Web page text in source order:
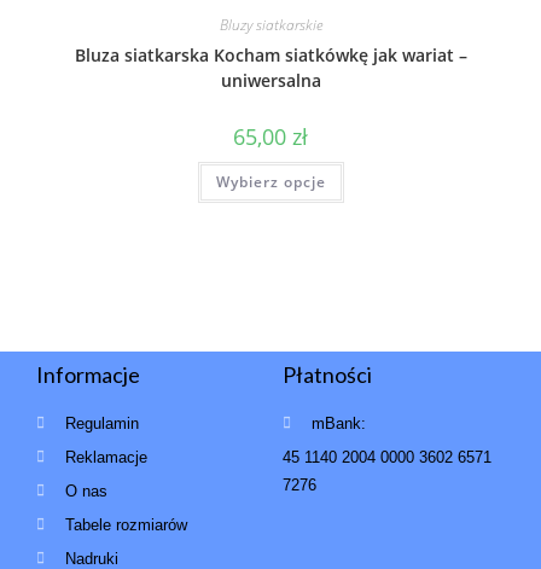
Bluzy siatkarskie
Bluza siatkarska Kocham siatkówkę jak wariat –
uniwersalna
65,00 zł
Wybierz opcje
Informacje
Regulamin
Reklamacje
O nas
Tabele rozmiarów
Nadruki
Płatności
mBank:
45 1140 2004 0000 3602 6571
7276